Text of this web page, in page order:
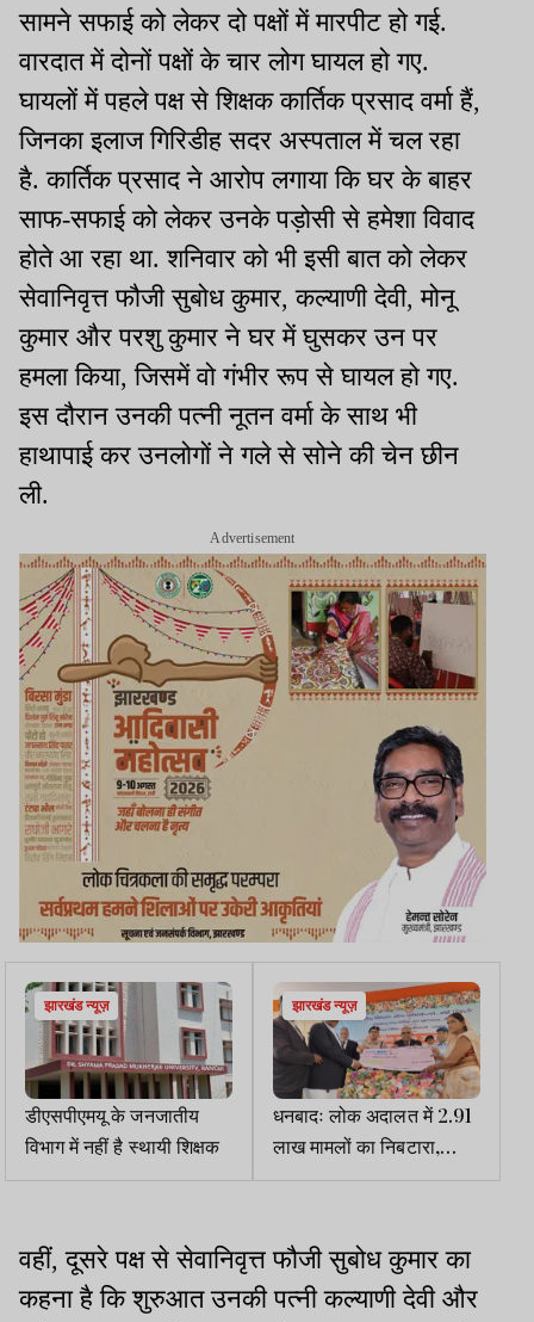
सामने सफाई को लेकर दो पक्षों में मारपीट हो गई.
वारदात में दोनों पक्षों के चार लोग घायल हो गए.
घायलों में पहले पक्ष से शिक्षक कार्तिक प्रसाद वर्मा हैं,
जिनका इलाज गिरिडीह सदर अस्पताल में चल रहा
है. कार्तिक प्रसाद ने आरोप लगाया कि घर के बाहर
साफ-सफाई को लेकर उनके पड़ोसी से हमेशा विवाद
होते आ रहा था. शनिवार को भी इसी बात को लेकर
सेवानिवृत्त फौजी सुबोध कुमार, कल्याणी देवी, मोनू
कुमार और परशु कुमार ने घर में घुसकर उन पर
हमला किया, जिसमें वो गंभीर रूप से घायल हो गए.
इस दौरान उनकी पत्नी नूतन वर्मा के साथ भी
हाथापाई कर उनलोगों ने गले से सोने की चेन छीन
ली.
Advertisement
झारखंड न्यूज़
डीएसपीएमयू के जनजातीय
विभाग में नहीं है स्थायी शिक्षक
झारखंड न्यूज़
धनबादः लोक अदालत में 2.91
लाख मामलों का निबटारा,
12.44 अरब रुपये की रिकवरी
वहीं, दूसरे पक्ष से सेवानिवृत्त फौजी सुबोध कुमार का
कहना है कि शुरुआत उनकी पत्नी कल्याणी देवी और